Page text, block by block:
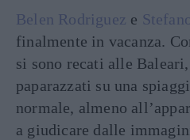
Belen Rodriguez e
finalmente in vacanza.
si sono recati alle
paparazzati su una
normale, almeno
a giudicare dalle